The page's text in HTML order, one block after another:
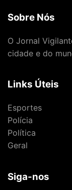
Sobre Nós
O Jornal
cidade e do
Links Úteis
Esportes
Polícia
Política
Geral
Siga-nos